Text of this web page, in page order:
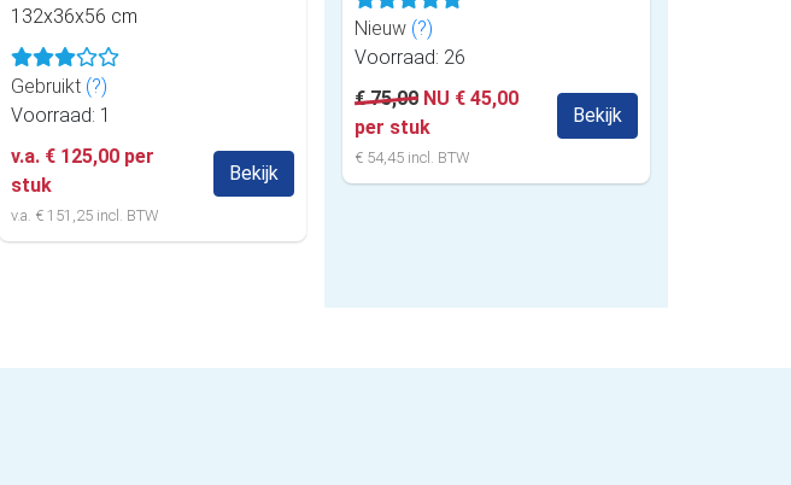
132x36x56 cm
Gebruikt (?)
Voorraad: 1
v.a. € 125,00 per
stuk
v.a. € 151,25 incl. BTW
Bekijk
Nieuw (?)
Voorraad: 26
€ 75,00 NU € 45,00
per stuk
€ 54,45 incl. BTW
Bekijk